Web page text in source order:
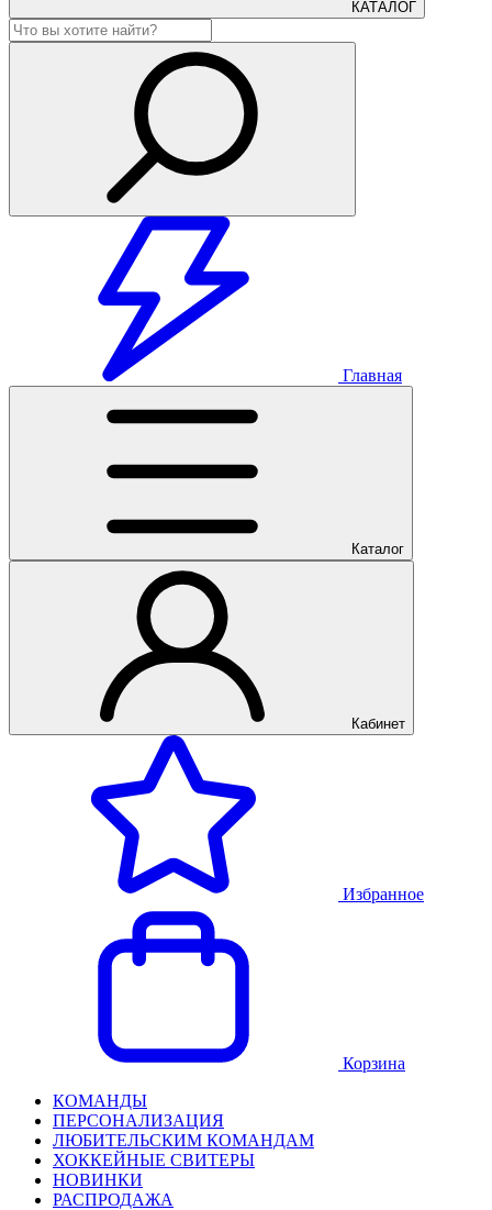
КАТАЛОГ
Главная
Каталог
Кабинет
Избранное
Корзина
КОМАНДЫ
ПЕРСОНАЛИЗАЦИЯ
ЛЮБИТЕЛЬСКИМ КОМАНДАМ
ХОККЕЙНЫЕ СВИТЕРЫ
НОВИНКИ
РАСПРОДАЖА